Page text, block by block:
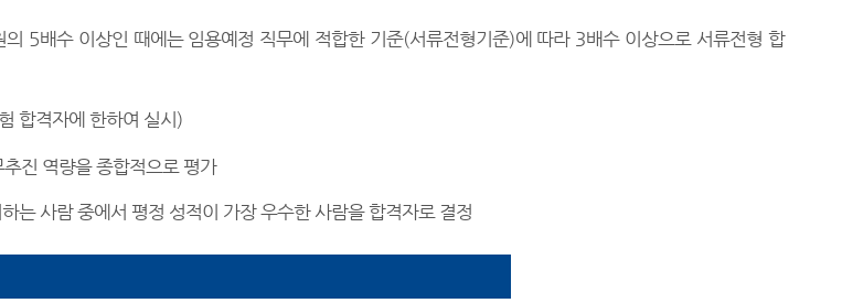
5배수 이상인 때에는 임용예정 직무에 적합한 기준(서류전형기준)에 따라 3배수 이상으로 서류전형 합
합격자에 한하여 실시 )
진 역량을 종합적으로 평가
는 사람 중에서 평정 성적이 가장 우수한 사람을 합격자로 결정